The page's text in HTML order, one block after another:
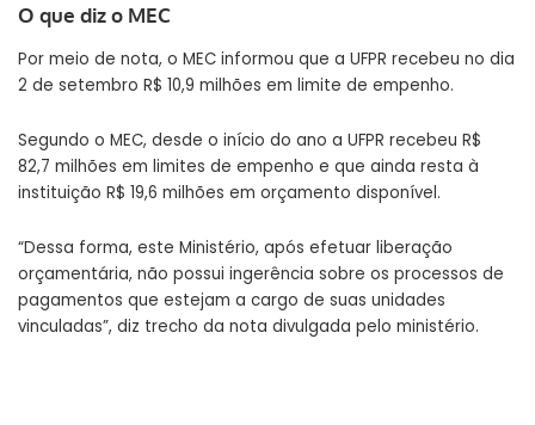
O que diz o MEC
Por meio de nota, o MEC informou que a UFPR recebeu no dia
2 de setembro R$ 10,9 milhões em limite de empenho.
Segundo o MEC, desde o início do ano a UFPR recebeu R$
82,7 milhões em limites de empenho e que ainda resta à
instituição R$ 19,6 milhões em orçamento disponível.
“Dessa forma, este Ministério, após efetuar liberação
orçamentária, não possui ingerência sobre os processos de
pagamentos que estejam a cargo de suas unidades
vinculadas”, diz trecho da nota divulgada pelo ministério.